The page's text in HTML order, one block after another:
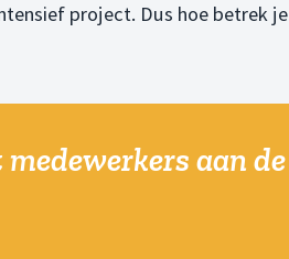
project. Dus hoe betrek
aan